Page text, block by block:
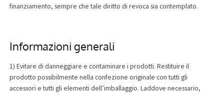
finanziamento, sempre che tale diritto di revoca sia contemplato.
Informazioni generali
1) Evitare di danneggiare e contaminare i prodotti. Restituire il
prodotto possibilmente nella confezione originale con tutti gli
accessori e tutti gli elementi dell’imballaggio. Laddove necessario,